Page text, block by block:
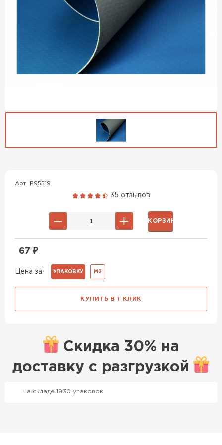
Арт. P95519
35 отзывов
Цена за: УПАКОВКУ М2
67 ₽
В КОРЗИНУ
КУПИТЬ В 1 КЛИК
Скидка 30% на
доставку с разгрузкой
На складе 1930 упаковок
ПЕРЕЙТИ